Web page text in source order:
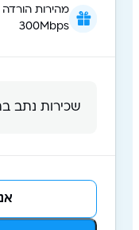
מהירות
300Mbps
שכירות נתב בתוספת